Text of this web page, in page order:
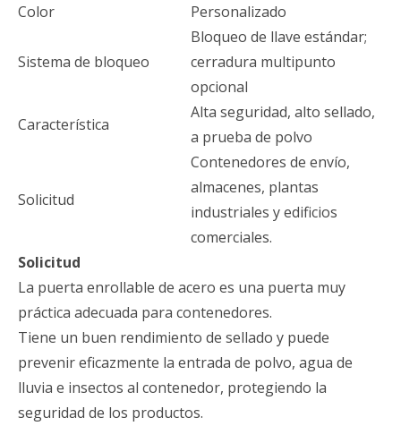
Color
Personalizado
Sistema de bloqueo
Bloqueo de llave estándar;
cerradura multipunto
opcional
Característica
Alta seguridad, alto sellado,
a prueba de polvo
Solicitud
Contenedores de envío,
almacenes, plantas
industriales y edificios
comerciales.
Solicitud
La puerta enrollable de acero es una puerta muy
práctica adecuada para contenedores.
Tiene un buen rendimiento de sellado y puede
prevenir eficazmente la entrada de polvo, agua de
lluvia e insectos al contenedor, protegiendo la
seguridad de los productos.